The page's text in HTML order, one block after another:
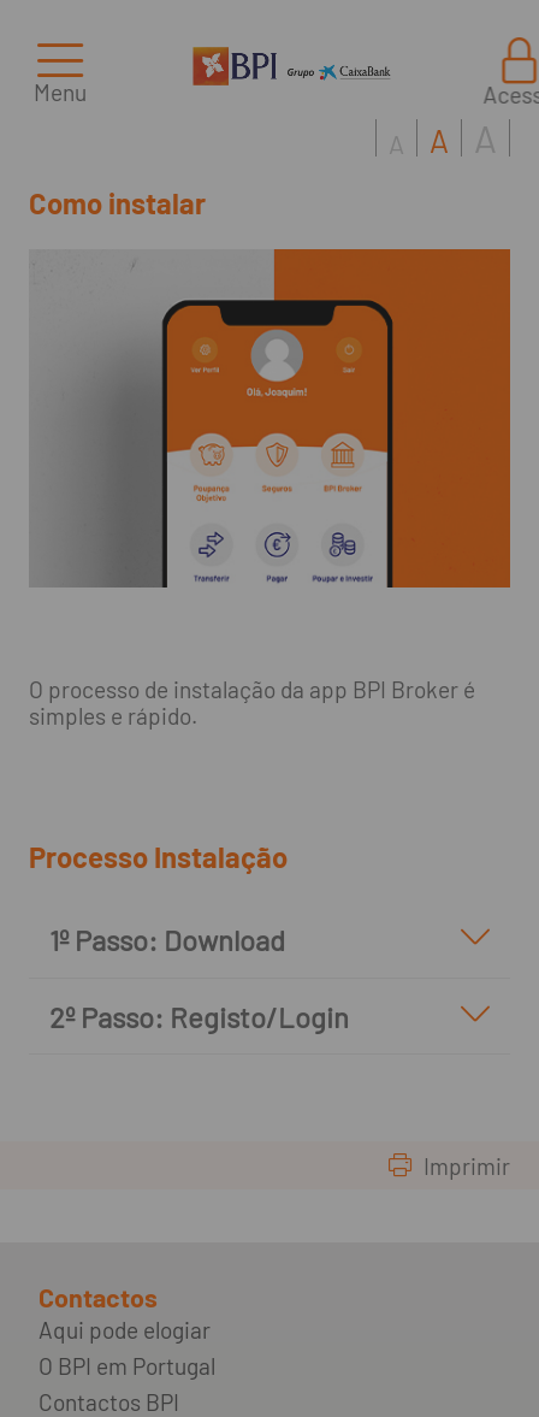
Menu
Como instalar
A A A
O processo de instalação da app BPI Broker é
simples e rápido.
Processo Instalação
1º Passo: Download
2º Passo: Registo/Login
Imprimir
Contactos
Aqui pode elogiar
O BPI em Portugal
Contactos BPI